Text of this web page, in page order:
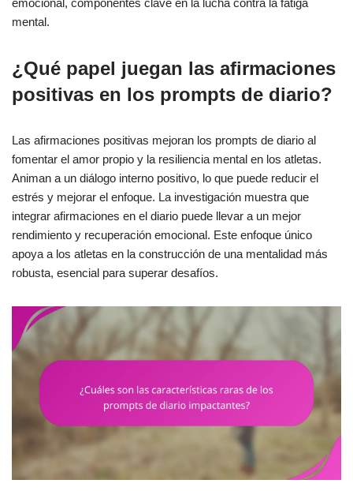
emocional, componentes clave en la lucha contra la fatiga
mental.
¿Qué papel juegan las afirmaciones
positivas en los prompts de diario?
Las afirmaciones positivas mejoran los prompts de diario al
fomentar el amor propio y la resiliencia mental en los atletas.
Animan a un diálogo interno positivo, lo que puede reducir el
estrés y mejorar el enfoque. La investigación muestra que
integrar afirmaciones en el diario puede llevar a un mejor
rendimiento y recuperación emocional. Este enfoque único
apoya a los atletas en la construcción de una mentalidad más
robusta, esencial para superar desafíos.